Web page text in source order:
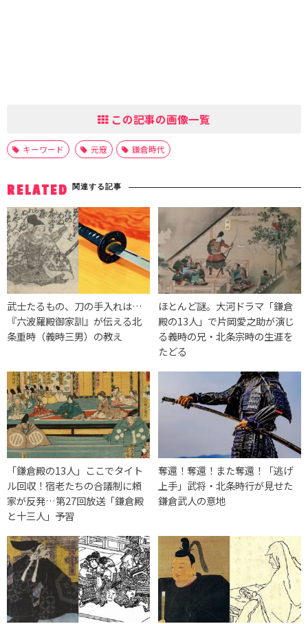
この記事の画像一覧
キーワード 元寇 鎌倉時代
RELATED 関連する記事
武士たるもの、刀の手入れは…
『六波羅殿御家訓』が伝える北
条重時（義時三男）の教え
ほとんど謎。大河ドラマ「鎌倉
殿の13人」で片岡愛之助が演じ
る義時の兄・北条宗時の生涯を
たどる
「鎌倉殿の13人」ここでタイト
ル回収！宿老たちの合議制に頼
家が反発…第27回放送「鎌倉殿
と十三人」予習
奪還！奪還！また奪還！「逃げ
上手」武将・北条時行が見せた
鎌倉武人の意地